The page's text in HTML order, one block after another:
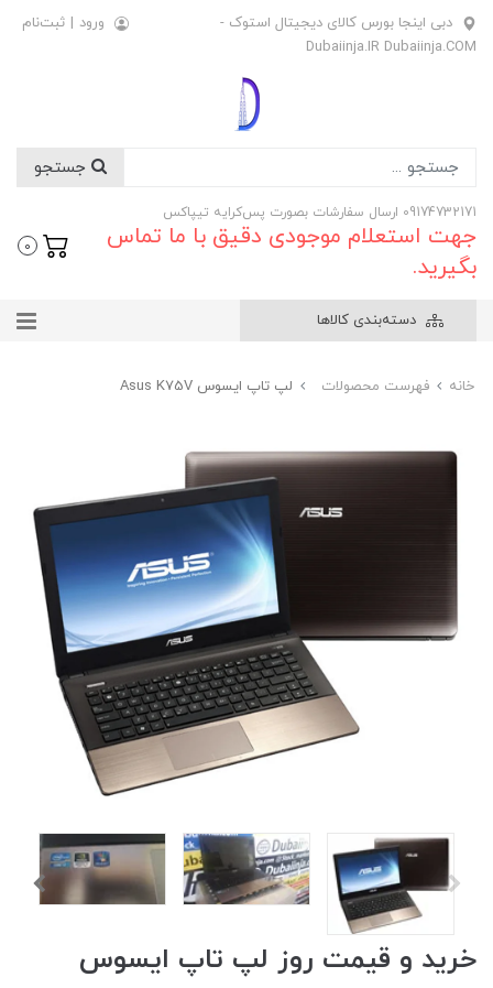
دبی اینجا بورس کالای دیجیتال استوک -
Dubaiinja.IR Dubaiinja.COM
ورود | ثبت‌نام
09174732171 ارسال سفارشات بصورت پس‌کرایه تیپاکس
جهت استعلام موجودی دقیق با ما تماس
بگیرید.
0
دسته‌بندی کالاها
خانه فهرست محصولات لپ تاپ ایسوس Asus K75V
خرید و قیمت روز لپ تاپ ایسوس